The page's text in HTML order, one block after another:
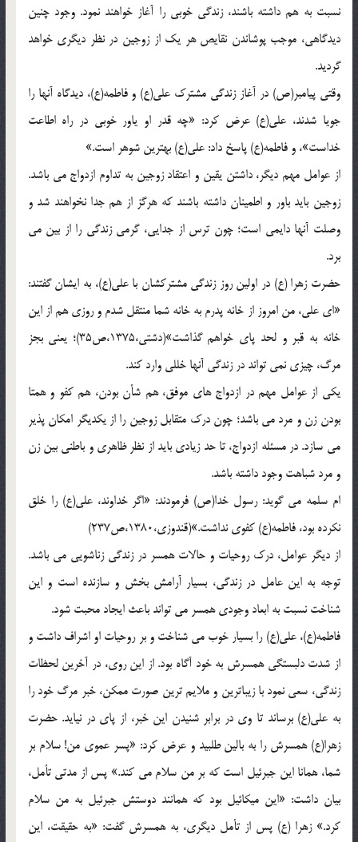
نسبت به هم داشته باشند، زندگی خوبی را آغاز خواهند نمود. وجود چنین
دیدگاهی، موجب پوشاندن نقایص هر یک از زوجین در نظر دیگری خواهد
گردید.
وقتی پیامبر(ص) در آغاز زندگی مشترک علی(ع) و فاطمه(ع)، دیدگاه آنها را
جویا شدند، علی(ع) عرض کرد: «چه قدر او یاور خوبی در راه اطاعت
خداست»، و فاطمه(ع) پاسخ داد: علی(ع) بهترین شوهر است.»
از عوامل مهم دیگر، داشتن یقین و اعتقاد زوجین به تداوم ازدواج می باشد.
زوجین باید باور و اطمینان داشته باشند که هرگز از هم جدا نخواهند شد و
وصلت آنها دایمی است؛ چون ترس از جدایی، گرمی زندگی را از بین می
برد.
حضرت زهرا (ع) در اولین روز زندگی مشترکشان با علی(ع)، به ایشان گفتند:
«ای علی، من امروز از خانه پدرم به خانه شما منتقل شدم و روزی هم از این
خانه به قبر و لحد پای خواهم گذاشت»(دشتی،1375،ص35)؛ یعنی بجز
مرگ، چیزی نمی تواند در زندگی آنها خللی وارد کند.
یکی از عوامل مهم در ازدواج های موفق، هم شأن بودن، هم کفو و همتا
بودن زن و مرد می باشد؛ چون درک متقابل زوجین را از یکدیگر امکان پذیر
می سازد. در مسئله ازدواج، تا حد زیادی باید از نظر ظاهری و باطنی بین زن
و مرد شباهت وجود داشته باشد.
ام سلمه می گوید: رسول خدا(ص) فرمودند: «اگر خداوند، علی(ع) را خلق
نکرده بود، فاطمه(ع) کفوی نداشت.»(قندوزی،1380،ص237)
از دیگر عوامل، درک روحیات و حالات همسر در زندگی زناشویی می باشد.
توجه به این عامل در زندگی، بسیار آرامش بخش و سازنده است و این
شناخت نسبت به ابعاد وجودی همسر می تواند باعث ایجاد محبت شود.
فاطمه(ع)، علی(ع) را بسیار خوب می شناخت و بر روحیات او اشراف داشت و
از شدت دلبستگی همسرش به خود آگاه بود. از این روی، در آخرین لحظات
زندگی، سعی نمود با زیباترین و ملایم ترین صورت ممکن، خبر مرگ خود را
به علی(ع) برساند تا وی در برابر شنیدن این خبر، از پای در نیاید. حضرت
زهرا(ع) همسرش را به بالین طلبید و عرض کرد: «پسر عموی من! سلام بر
شما، همانا این جبرئیل است که بر من سلام می کند.» پس از مدتی تأمل،
بیان داشت: «این میکائیل بود که همانند دوستش جبرئیل به من سلام
کرد.» زهرا (ع) پس از تأمل دیگری، به همسرش گفت: «به حقیقت، این